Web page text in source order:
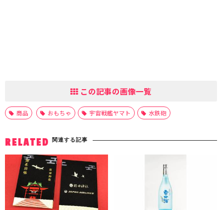
この記事の画像一覧
商品 おもちゃ 宇宙戦艦ヤマト 水鉄砲
RELATED 関連する記事